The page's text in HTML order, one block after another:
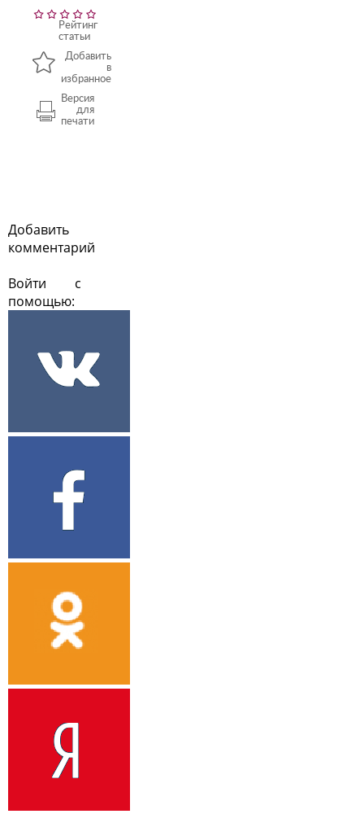
Рейтинг
статьи
Добавить
в
избранное
Версия
для
печати
Добавить
комментарий
Войти с
помощью: